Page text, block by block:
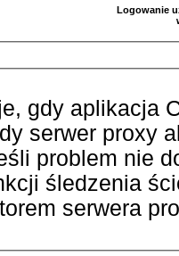
Logowanie
gdy aplikacja
serwer proxy
problem nie
śledzenia
serwera